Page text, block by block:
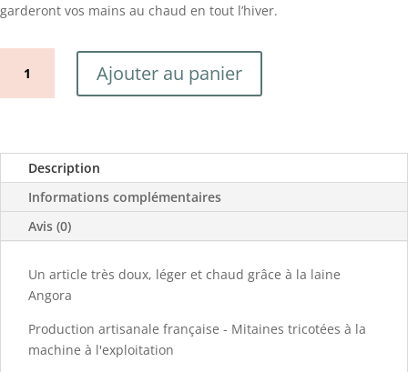
garderont vos mains au chaud en tout l’hiver.
Mitaines
Hortensia
Ajouter au panier
Description
Informations complémentaires
Avis (0)
Un article très doux, léger et chaud grâce à la laine
Angora
Production artisanale française - Mitaines tricotées à la
machine à l'exploitation